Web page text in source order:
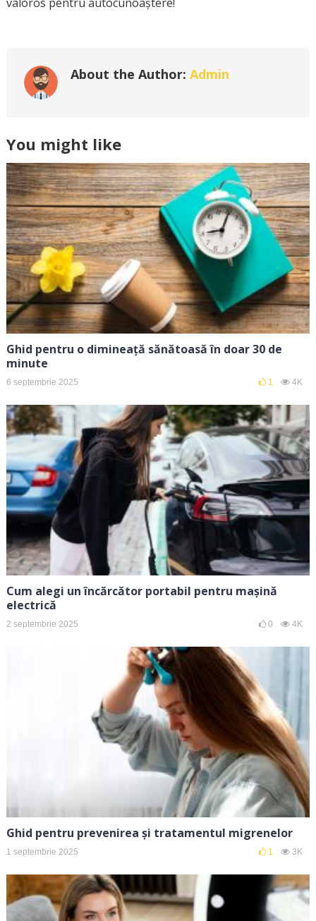
About the Author: Admin
You might like
Ghid pentru o dimineață sănătoasă în doar 30 de
minute
6 septembrie 2025 1 4K
Cum alegi un încărcător portabil pentru mașină
electrică
2 septembrie 2025 0 4K
Ghid pentru prevenirea și tratamentul migrenelor
1 septembrie 2025 1 3K